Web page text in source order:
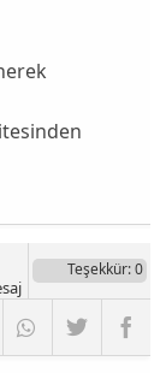
Teşekkür: 0